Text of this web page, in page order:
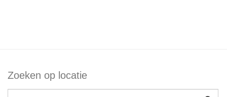
Zoeken op locatie